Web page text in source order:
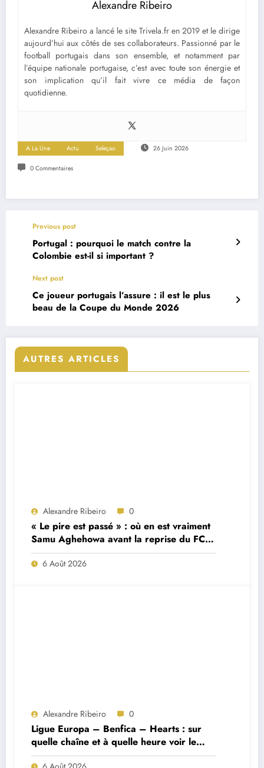
Alexandre Ribeiro
Alexandre Ribeiro a lancé le site Trivela.fr en 2019 et le dirige
aujourd’hui aux côtés de ses collaborateurs. Passionné par le
football portugais dans son ensemble, et notamment par
l’équipe nationale portugaise, c’est avec toute son énergie et
son implication qu’il fait vivre ce média de façon
quotidienne.
A La Une Actu Seleçao 26 Juin 2026
0 Commentaires
Previous post
Portugal : pourquoi le match contre la
Colombie est-il si important ?
Next post
Ce joueur portugais l’assure : il est le plus
beau de la Coupe du Monde 2026
AUTRES ARTICLES
Alexandre Ribeiro 0
« Le pire est passé » : où en est vraiment
Samu Aghehowa avant la reprise du FC
Porto ?
6 Août 2026
Alexandre Ribeiro 0
Ligue Europa – Benfica – Hearts : sur
quelle chaîne et à quelle heure voir le
match ?